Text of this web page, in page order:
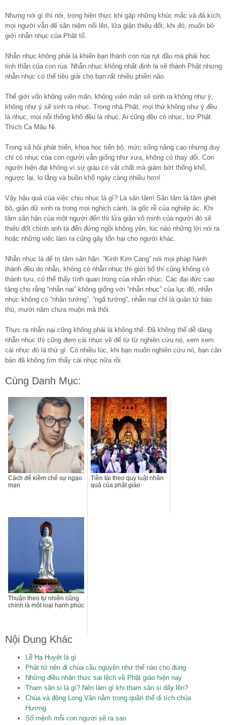
Nhưng nói gì thì nói, trong hiện thực khi gặp những khúc mắc và đả kích,
mọi người vẫn để sân niệm nổi lên, lửa giận thiêu đốt, khi đó, muốn bỏ
giới nhẫn nhục của Phật tổ.
Nhẫn nhục không phải là khiến bạn thành con rùa rụt đầu mà phải học
tinh thần của con rùa. Nhẫn nhục không nhất định là sẽ thành Phật nhưng
nhẫn nhục có thể tiêu giải cho bạn rất nhiều phiền não.
Thế giới vốn không viên mãn, không viên mãn sẽ sinh ra không như ý,
không như ý sẽ sinh ra nhục. Trong nhà Phật, mọi thứ không như ý đều
là nhục, mọi nỗi thống khổ đều là nhục. Ai cũng đều có nhục, trừ Phật
Thích Ca Mâu Ni.
Trong xã hội phát triển, khoa học tiến bộ, mức sống nâng cao nhưng duy
chỉ có nhục của con người vẫn giống như xưa, không có thay đổi. Con
người hiện đại không vì sự giàu có vật chất mà giảm bớt thống khổ,
ngược lại, lo lắng và buồn khổ ngày càng nhiều hơn!
Vậy hậu quả của việc chịu nhục là gì? Là sân tâm! Sân tâm là tâm ghét
bỏ, giận dữ sinh ra trong mọi nghịch cảnh, là gốc rễ của nghiệp ác. Khi
tâm sân hận của một người đến thì lửa giận vô minh của người đó sẽ
thiêu đốt chính anh ta đến đứng ngồi không yên, lúc nào những lời nói ra
hoặc những việc làm ra cũng gây tổn hại cho người khác.
Nhẫn nhục là để trị tâm sân hận. “Kinh Kim Cang” nói mọi pháp hành
thành đều do nhẫn, không có nhẫn nhục thì giới bố thí cũng không có
thành tựu, có thể thấy tính quan trọng của nhẫn nhục. Các đại đức cao
tăng cho rằng “nhẫn nại” không giống với “nhẫn nhục” của lục độ, nhẫn
nhục không có “nhân tướng”, “ngã tướng”, nhẫn nại chỉ là quân tử báo
thù, mười năm chưa muộn mà thôi.
Thực ra nhẫn nại cũng không phải là không thể. Đã không thể dễ dàng
nhẫn nhục thì cũng đem cái nhục về để từ từ nghiên cứu nó, xem xem
cái nhục đó là thứ gì. Có nhiều lúc, khi bạn muốn nghiên cứu nó, bạn căn
bản đã không tìm thấy cái nhục nữa rồi.
Cùng Danh Mục:
Cách để kiềm chế sự ngạo
mạn
Tiền tài theo quy luật nhân
quả của phật giáo
Thuận theo tự nhiên cũng
chính là một loại hạnh phúc
Nội Dung Khác
Lễ Hạ Huyệt là gì
Phật tử nên đi chùa cầu nguyện như thế nào cho đúng
Những điều nhận thức sai lệch về Phật giáo hiện nay
Tham sân si là gì? Nên làm gì khi tham sân si dấy lên?
Chùa và động Long Vân nằm trong quần thể di tích chùa
Hương
Số mệnh mỗi con người sẽ ra sao